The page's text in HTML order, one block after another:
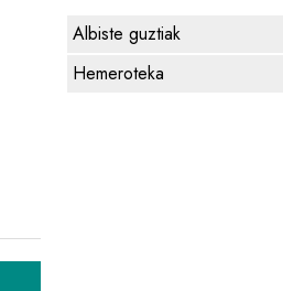
Albiste guztiak
Hemeroteka